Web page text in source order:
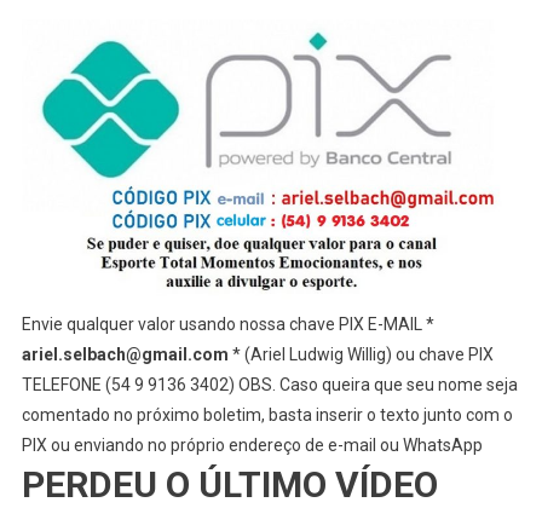
Envie qualquer valor usando nossa chave PIX E-MAIL *
ariel.selbach@gmail.com * (Ariel Ludwig Willig) ou chave PIX
TELEFONE (54 9 9136 3402) OBS. Caso queira que seu nome seja
comentado no próximo boletim, basta inserir o texto junto com o
PIX ou enviando no próprio endereço de e-mail ou WhatsApp
PERDEU O ÚLTIMO VÍDEO